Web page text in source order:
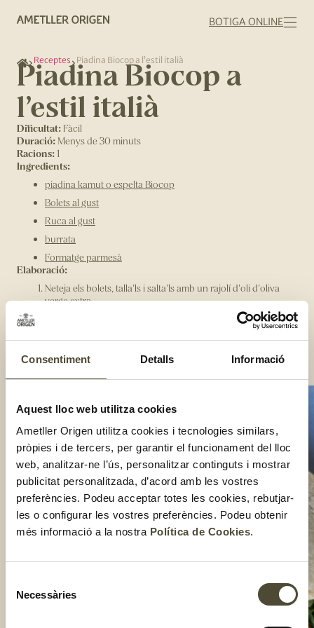
Consentiment Detalls Informació
Aquest lloc web utilitza cookies
Ametller Origen utilitza cookies i tecnologies similars,
pròpies i de tercers, per garantir el funcionament del lloc
web, analitzar-ne l’ús, personalitzar continguts i mostrar
publicitat personalitzada, d’acord amb les vostres
preferències. Podeu acceptar totes les cookies, rebutjar-
les o configurar les vostres preferències. Podeu obtenir
més informació a la nostra Política de Cookies.
Necessàries
BOTIGA ONLINE
Receptes Piadina Biocop a l’estil italià
Piadina Biocop a
l’estil italià
Dificultat: Fàcil
Duració: Menys de 30 minuts
Racions:1
Ingredients:
piadina kamut o espelta Biocop
Bolets al gust
Ruca al gust
burrata
Formatge parmesà
Elaboració:
Neteja els bolets, talla'ls i salta'ls amb un rajolí d'oli d'oliva
verge extra.
Munta la piadina Biocop: posa per ordre la burrata, la ruca,
Compartir: